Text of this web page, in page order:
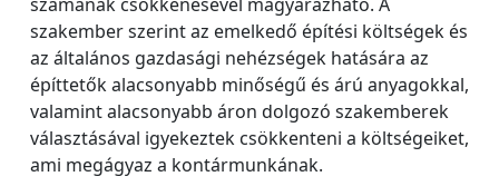
szakember szerint az emelkedő építési költségek és
az általános gazdasági nehézségek hatására az
építtetők alacsonyabb minőségű és árú anyagokkal,
valamint alacsonyabb áron dolgozó szakemberek
választásával igyekeztek csökkenteni a költségeiket,
ami megágyaz a kontármunkának.